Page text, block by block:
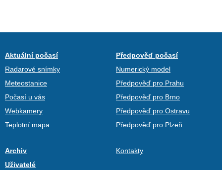
Aktuální počasí
Radarové snímky
Meteostanice
Počasí u vás
Webkamery
Teplotní mapa
Předpověď počasí
Numerický model
Předpověď pro Prahu
Předpověď pro Brno
Předpověď pro Ostravu
Předpověď pro Plzeň
Archiv
Uživatelé
Kontakty